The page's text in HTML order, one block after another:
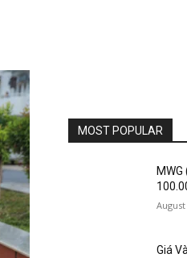
MOST POPULAR
August
Giá